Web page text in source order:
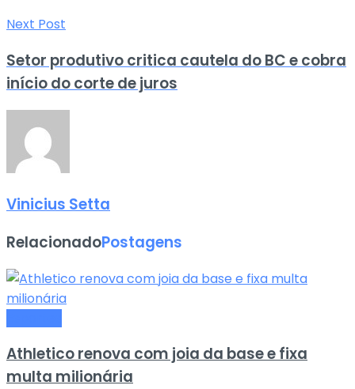
Next Post
Setor produtivo critica cautela do BC e cobra
início do corte de juros
Vinicius Setta
RelacionadoPostagens
Athletico renova com joia da base e fixa
multa milionária